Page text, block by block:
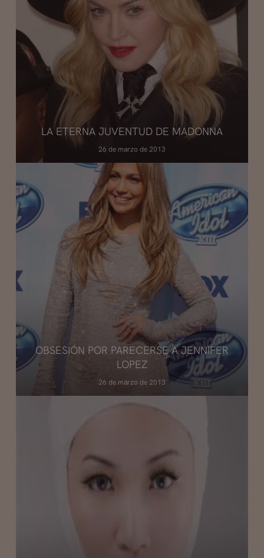
LA ETERNA JUVENTUD DE MADONNA
26 de marzo de 2013
OBSESIÓN POR PARECERSE A JENNIFER
LOPEZ
26 de marzo de 2013